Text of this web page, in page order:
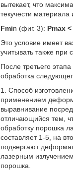
вытекает, что
текучести
Fmin (фиг. 3): Рmax
Это условие имеет
учитывать также при
После третьего
обработка
1. Способ
применением
выравнивание
отличающийся тем,
обработку порошка
составляет 1-5, на
подвергают
лазерным
порошка.